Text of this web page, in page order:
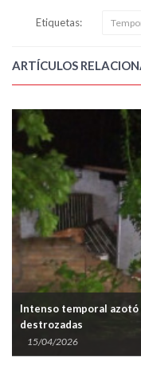
Etiquetas:
ARTÍCULOS
Intenso temporal azotó
destrozadas
15/04/2026